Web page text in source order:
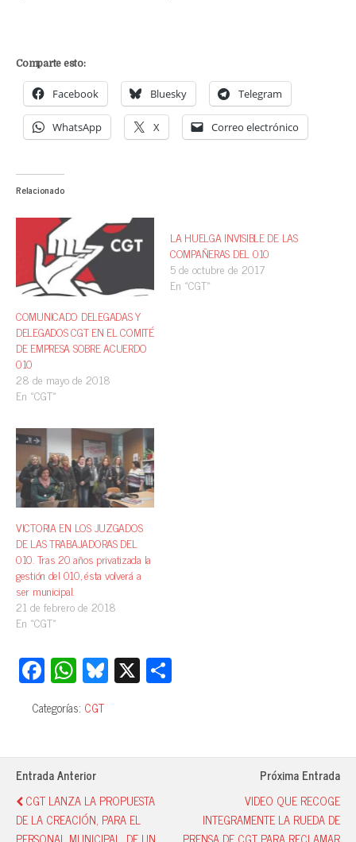
Comparte esto:
Facebook Bluesky Telegram
WhatsApp X Correo electrónico
Relacionado
COMUNICADO DELEGADAS Y
DELEGADOS CGT EN EL COMITÉ
DE EMPRESA SOBRE ACUERDO
010
28 de mayo de 2018
En «CGT»
LA HUELGA INVISIBLE DE LAS
COMPAÑERAS DEL 010
5 de octubre de 2017
En «CGT»
VICTORIA EN LOS JUZGADOS
DE LAS TRABAJADORAS DEL
010. Tras 20 años privatizada la
gestión del 010, ésta volverá a
ser municipal.
21 de febrero de 2018
En «CGT»
Fa
ce
bo
ok
W
ha
ts
A
pp
Bl
ue
y
X
pa
Categorías: CGT
Entrada Anterior
CGT LANZA LA PROPUESTA
DE LA CREACIÓN, PARA EL
Próxima Entrada
VIDEO QUE RECOGE
INTEGRAMENTE LA RUEDA DE